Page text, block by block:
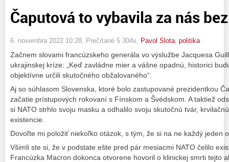
Čaputová to vybavila za nás
6. novembra 2022 10:28 , Prečítané 5 304x, Pavol Slota politika
Začnem slovami francúzskeho generála vo výslužbe Jacquesa
ukrajinskej kríze: „Keď zavládne mier a vášne opadnú, historici
objektívne určili skutočného obžalovaného“.
Aj so súhlasom Slovenska, ktoré bolo zastupované prezidentkou
začatie prístupových rokovaní s Fínskom a Švédskom. A taktiež
si NATO strhlo svoju masku a odhalilo svoju skutočnú tvár,
existencie.
Dovoľte mi položiť niekoľko otázok, s tým, že si na ne každý jeden
Všimli ste si, že v podstate ešte pred pár mesiacmi NATO čelilo
Francúzka Macron dokonca otvorene hovoril o klinickej smrti tejto